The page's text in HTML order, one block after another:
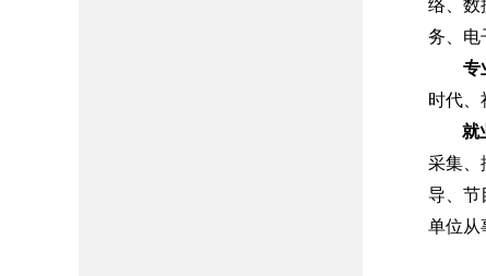
络、数
务、电
专
时代、
就
采集、
导、节
单位从